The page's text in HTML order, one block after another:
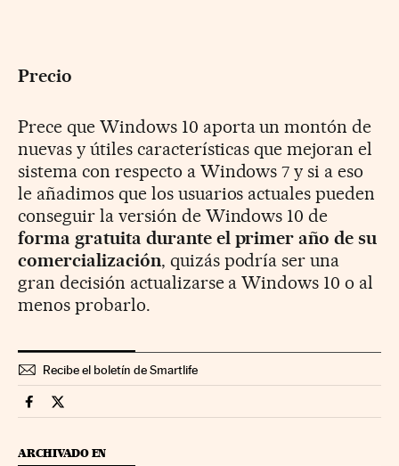
Precio
Prece que Windows 10 aporta un montón de
nuevas y útiles características que mejoran el
sistema con respecto a Windows 7 y si a eso
le añadimos que los usuarios actuales pueden
conseguir la versión de Windows 10 de
forma gratuita durante el primer año de su
comercialización, quizás podría ser una
gran decisión actualizarse a Windows 10 o al
menos probarlo.
Recibe el boletín de Smartlife
Smartlife Cinco Días en Facebook
Smartlife Cinco Días en Twitter
ARCHIVADO EN